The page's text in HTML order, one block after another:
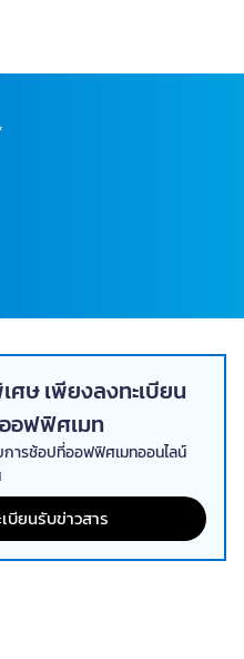
ษ เพียงลงทะเบียน
อฟฟิศเมท
ารช้อปที่ออฟฟิศเมทออนไลน์
บียนรับข่าวสาร